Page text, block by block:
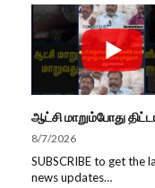
8/7/2026
SUBSCRIBE to get the
news updates